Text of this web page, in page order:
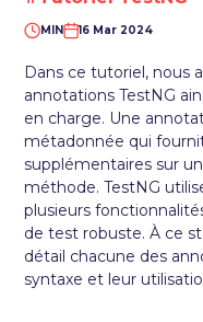
MIN 16 Mar 2024
Dans ce tutoriel, nous
annotations TestNG
en charge. Une
métadonnée qui
supplémentaires sur
méthode. TestNG
plusieurs
de test robuste. À ce
détail chacune des
syntaxe et leur